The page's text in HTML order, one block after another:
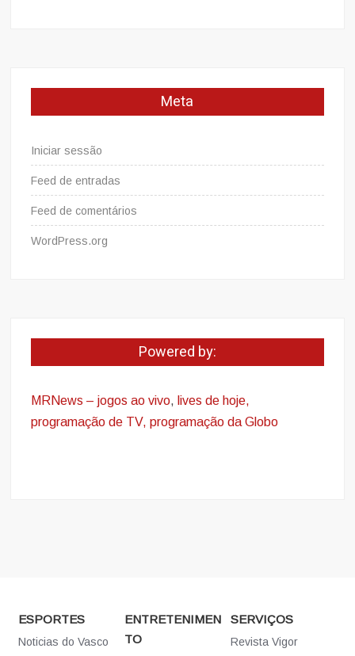
Meta
Iniciar sessão
Feed de entradas
Feed de comentários
WordPress.org
Powered by:
MRNews – jogos ao vivo, lives de hoje,
programação de TV, programação da Globo
ESPORTES
Noticias do Vasco
ENTRETENIMEN
TO
SERVIÇOS
Revista Vigor